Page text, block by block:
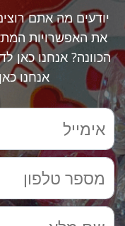
יודעים מה אתם
את האפשרויות
הכוונה? אנחנו כאן
אנחנו